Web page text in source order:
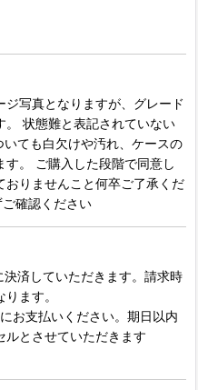
写真となりますが、グレード
。 状態難と表記されていない
いても白欠けや汚れ、ケースの
。 ご購入した段階で同意し
おりませんこと何卒ご了承くだ
ご確認ください
済していただきます。請求時
ます。
お支払いください。期日以内
ルとさせていただきます